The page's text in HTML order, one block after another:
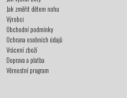
Jak změřit dětem nohu
Výrobci
Obchodní podmínky
Ochrana osobních údajů
Vrácení zboží
Doprava a platba
Věrnostní program